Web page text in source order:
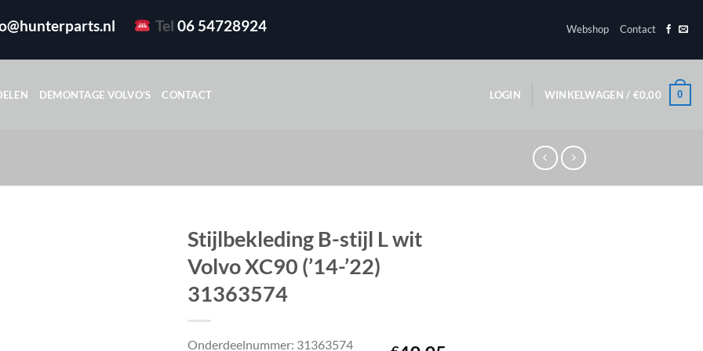
Tel 06 54728924 Webshop Contact
DEMONTAGE VOLVO’S CONTACT LOGIN WINKELWAGEN / €0,00 0
Stijlbekleding B-stijl L wit
Volvo XC90 (’14-’22)
31363574
Onderdeelnummer: 31363574